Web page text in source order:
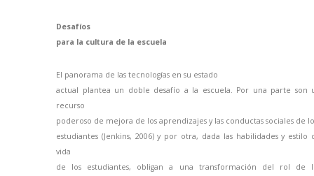
Desafíos
para la cultura de la escuela
El panorama de las tecnologías en su estado
actual plantea un doble desafío a la escuela. Por una parte son
recurso
poderoso de mejora de los aprendizajes y las conductas sociales de
estudiantes (Jenkins, 2006) y por otra, dada las habilidades y estilo
vida
de los estudiantes, obligan a una transformación del rol de